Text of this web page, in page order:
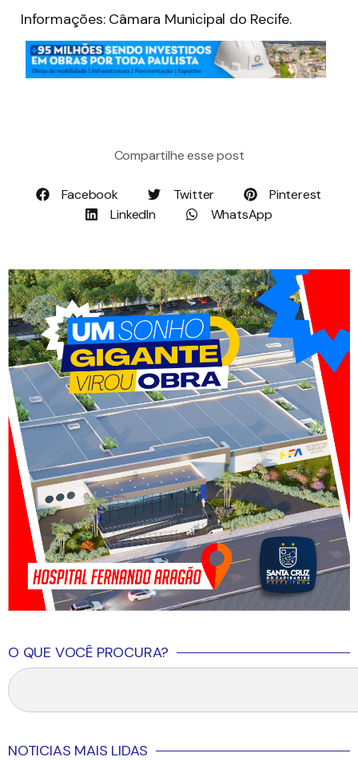
Informações: Câmara Municipal do Recife.
Compartilhe esse post
Facebook Twitter
Pinterest
LinkedIn
WhatsApp
O QUE VOCÊ PROCURA?
NOTICIAS MAIS LIDAS